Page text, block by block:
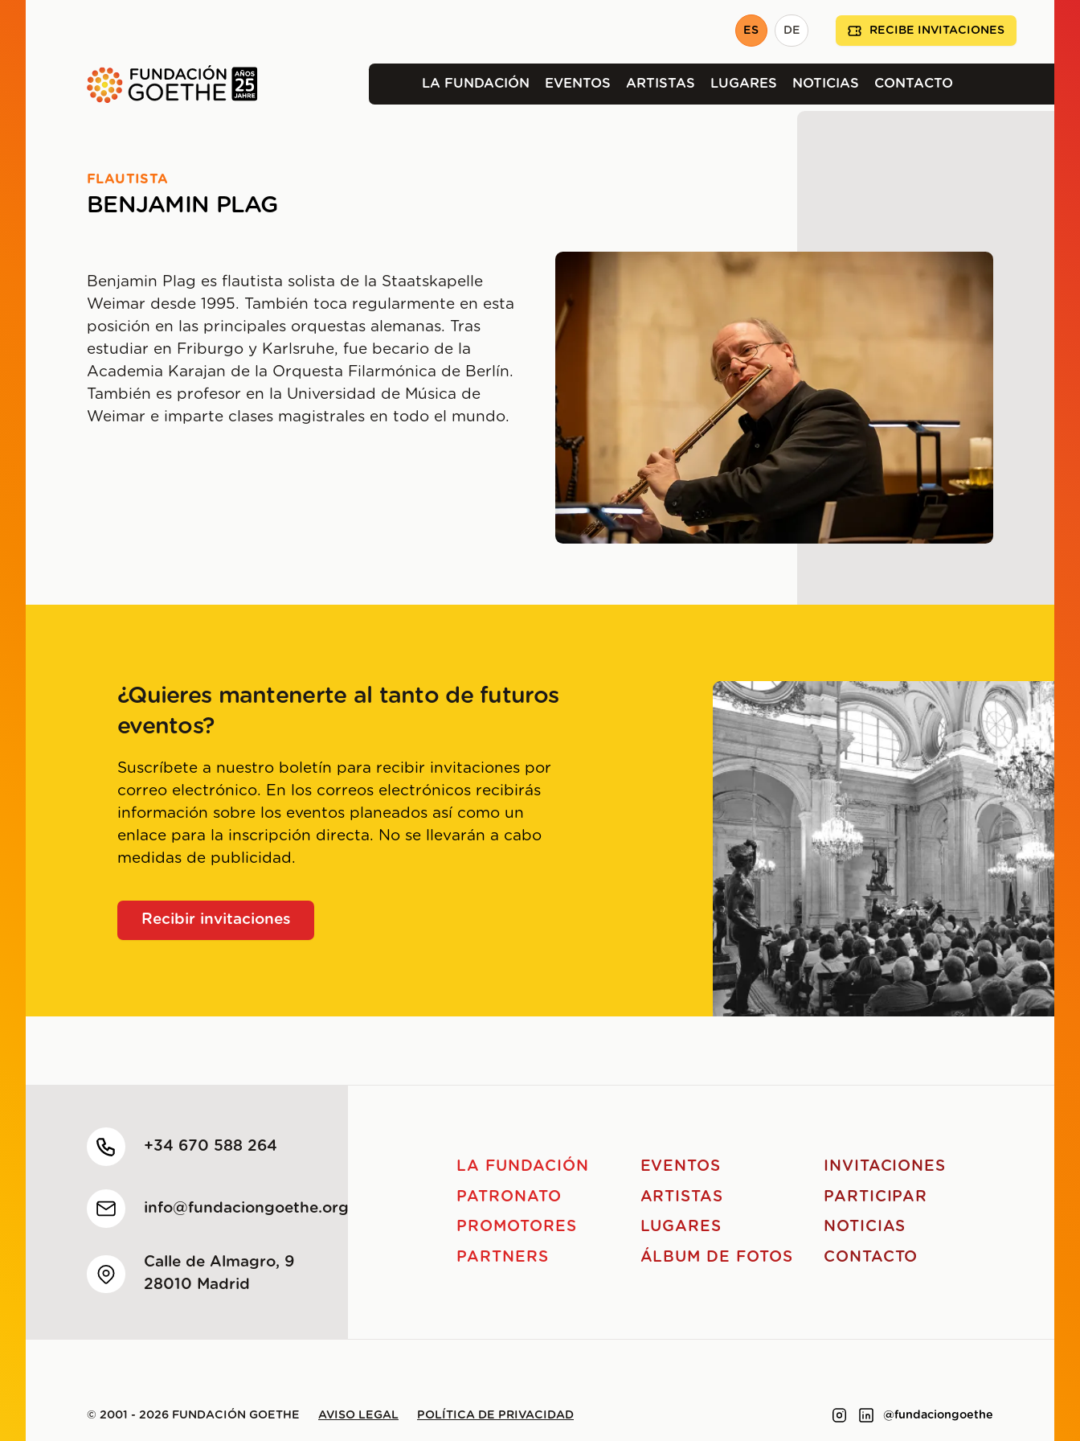
ES DE RECIBE INVITACIONES
LA FUNDACIÓN EVENTOS ARTISTAS LUGARES NOTICIAS CONTACTO
FLAUTISTA
BENJAMIN PLAG
Benjamin Plag es flautista solista de la Staatskapelle
Weimar desde 1995. También toca regularmente en esta
posición en las principales orquestas alemanas. Tras
estudiar en Friburgo y Karlsruhe, fue becario de la
Academia Karajan de la Orquesta Filarmónica de Berlín.
También es profesor en la Universidad de Música de
Weimar e imparte clases magistrales en todo el mundo.
¿Quieres mantenerte al tanto de futuros
eventos?
Suscríbete a nuestro boletín para recibir invitaciones por
correo electrónico. En los correos electrónicos recibirás
información sobre los eventos planeados así como un
enlace para la inscripción directa. No se llevarán a cabo
medidas de publicidad.
Recibir invitaciones
+34 670 588 264
info@fundaciongoethe.org
Calle de Almagro, 9
28010 Madrid
LA FUNDACIÓN
PATRONATO
PROMOTORES
PARTNERS
EVENTOS
ARTISTAS
LUGARES
ÁLBUM DE FOTOS
INVITACIONES
PARTICIPAR
NOTICIAS
CONTACTO
© 2001 - 2026 FUNDACIÓN GOETHE AVISO LEGAL POLÍTICA DE PRIVACIDAD @fundaciongoethe